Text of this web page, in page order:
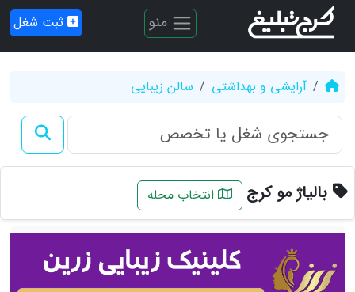
منو ثبت شغل
آرایشی و بهداشتی سالن زیبایی
بالیاژ مو کرج انتخاب محله